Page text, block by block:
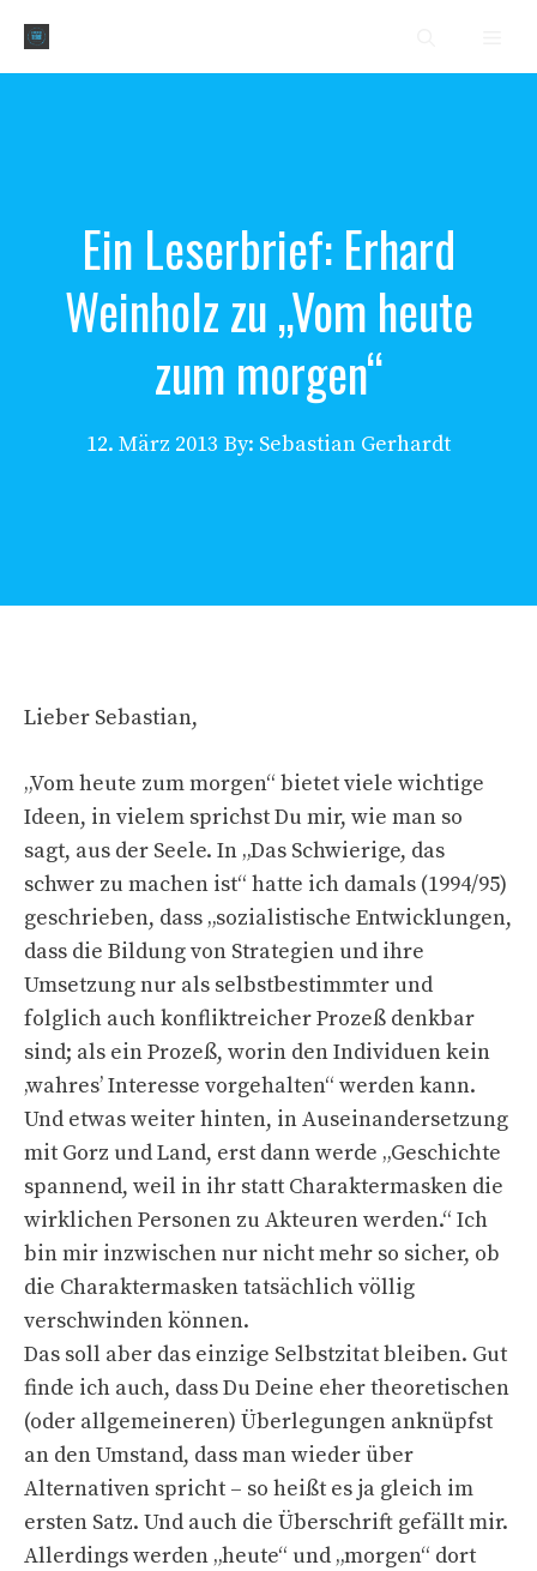
Inhalt
springen
Ein Leserbrief: Erhard
Weinholz zu „Vom heute
zum morgen“
12. März 2013 By: Sebastian Gerhardt
Lieber Sebastian,
„Vom heute zum morgen“ bietet viele wichtige
Ideen, in vielem sprichst Du mir, wie man so
sagt, aus der Seele. In „Das Schwierige, das
schwer zu machen ist“ hatte ich damals (1994/95)
geschrieben, dass „sozialistische Entwicklungen,
dass die Bildung von Strategien und ihre
Umsetzung nur als selbstbestimmter und
folglich auch konfliktreicher Prozeß denkbar
sind; als ein Prozeß, worin den Individuen kein
‚wahres’ Interesse vorgehalten“ werden kann.
Und etwas weiter hinten, in Auseinandersetzung
mit Gorz und Land, erst dann werde „Geschichte
spannend, weil in ihr statt Charaktermasken die
wirklichen Personen zu Akteuren werden.“ Ich
bin mir inzwischen nur nicht mehr so sicher, ob
die Charaktermasken tatsächlich völlig
verschwinden können.
Das soll aber das einzige Selbstzitat bleiben. Gut
finde ich auch, dass Du Deine eher theoretischen
(oder allgemeineren) Überlegungen anknüpfst
an den Umstand, dass man wieder über
Alternativen spricht – so heißt es ja gleich im
ersten Satz. Und auch die Überschrift gefällt mir.
Allerdings werden „heute“ und „morgen“ dort